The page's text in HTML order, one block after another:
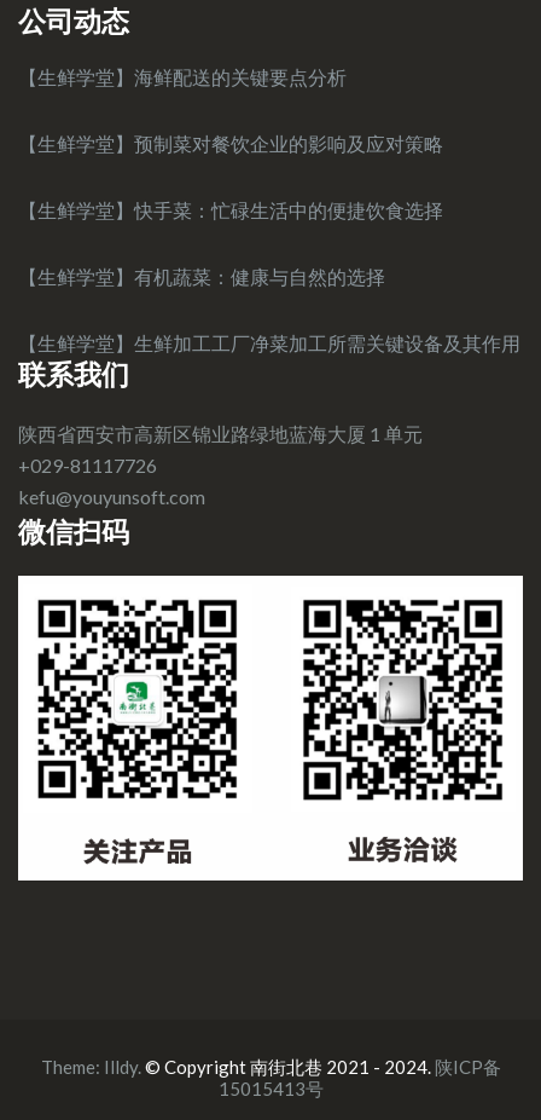
公司动态
【生鲜学堂】海鲜配送的关键要点分析
【生鲜学堂】预制菜对餐饮企业的影响及应对策略
【生鲜学堂】快手菜：忙碌生活中的便捷饮食选择
【生鲜学堂】有机蔬菜：健康与自然的选择
【生鲜学堂】生鲜加工工厂净菜加工所需关键设备及其作用
联系我们
陕西省西安市高新区锦业路绿地蓝海大厦 1 单元
+029-81117726
kefu@youyunsoft.com‍
微信扫码
Theme: Illdy.© Copyright 南街北巷 2021 - 2024. 陕ICP备
15015413号